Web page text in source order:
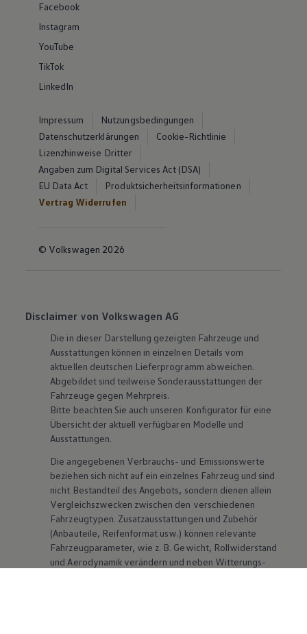
Facebook
Instagram
YouTube
TikTok
LinkedIn
Impressum
Nutzungsbedingungen
Datenschutzerklärungen
Cookie-Richtlinie
Lizenzhinweise Dritter
Angaben zum Digital Services Act (DSA)
EU Data Act
Produktsicherheitsinformationen
Vertrag Widerrufen
© Volkswagen 2026
Disclaimer von Volkswagen AG
Die in dieser Darstellung gezeigten Fahrzeuge und
Ausstattungen können in einzelnen Details vom
aktuellen deutschen Lieferprogramm abweichen.
Abgebildet sind teilweise Sonderausstattungen der
Fahrzeuge gegen Mehrpreis.
Bitte beachten Sie auch unseren Konfigurator für eine
Übersicht der aktuell verfügbaren Modelle und
Ausstattungen.
Die angegebenen Verbrauchs- und Emissionswerte
beziehen sich nicht auf ein einzelnes Fahrzeug und sind
nicht Bestandteil des Angebots, sondern dienen allein
Vergleichszwecken zwischen den verschiedenen
Fahrzeugtypen. Zusatzausstattungen und Zubehör
(Anbauteile, Reifenformat usw.) können relevante
Fahrzeugparameter, wie z. B. Gewicht, Rollwiderstand
und Aerodynamik verändern und neben Witterungs-